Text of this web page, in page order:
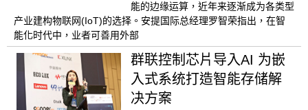
能的边缘运算，近年来逐渐成为各类型
产业建构物联网(IoT)的选择。安提国际总经理罗智荣指出，在智
能化时代中，业者可善用外部
群联控制芯片导入AI 为嵌
入式系统打造智能存储解
决方案